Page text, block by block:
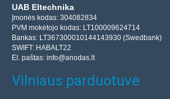
UAB Eltechnika
Įmonės kodas: 304082834
PVM mokėtojo kodas: LT100009624714
Bankas: LT367300010144143930 (Swedbank)
SWIFT: HABALT22
El. paštas: info@anodas.lt
Vilniaus parduotuvė